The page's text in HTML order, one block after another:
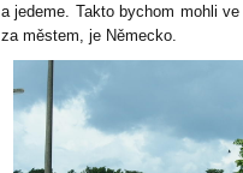
a jedeme. Takto bychom mohli
za městem, je Německo.